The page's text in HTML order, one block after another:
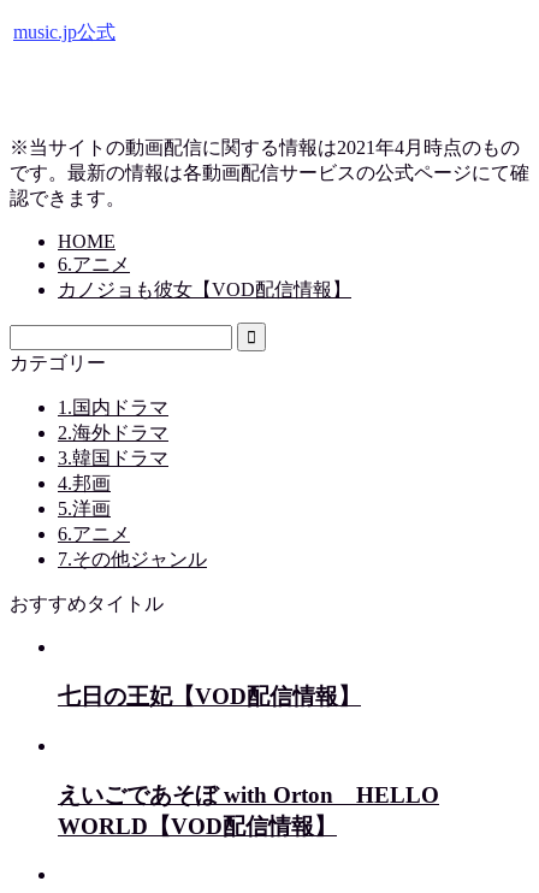
music.jp公式
※当サイトの動画配信に関する情報は2021年4月時点のもの
です。最新の情報は各動画配信サービスの公式ページにて確
認できます。
HOME
6.アニメ
カノジョも彼女【VOD配信情報】
カテゴリー
1.国内ドラマ
2.海外ドラマ
3.韓国ドラマ
4.邦画
5.洋画
6.アニメ
7.その他ジャンル
おすすめタイトル
七日の王妃【VOD配信情報】
えいごであそぼ with Orton HELLO
WORLD【VOD配信情報】